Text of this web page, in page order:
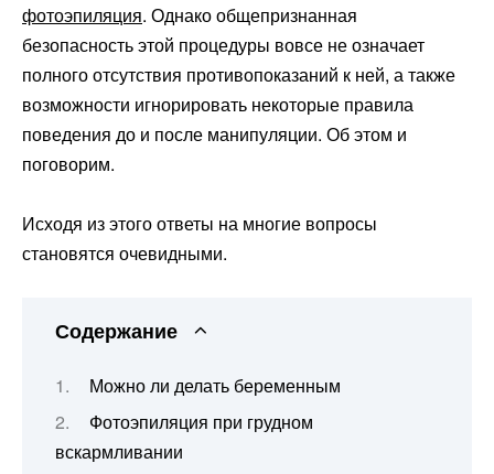
фотоэпиляция. Однако общепризнанная
безопасность этой процедуры вовсе не означает
полного отсутствия противопоказаний к ней, а также
возможности игнорировать некоторые правила
поведения до и после манипуляции. Об этом и
поговорим.
Исходя из этого ответы на многие вопросы
становятся очевидными.
Содержание
Можно ли делать беременным
Фотоэпиляция при грудном
вскармливании